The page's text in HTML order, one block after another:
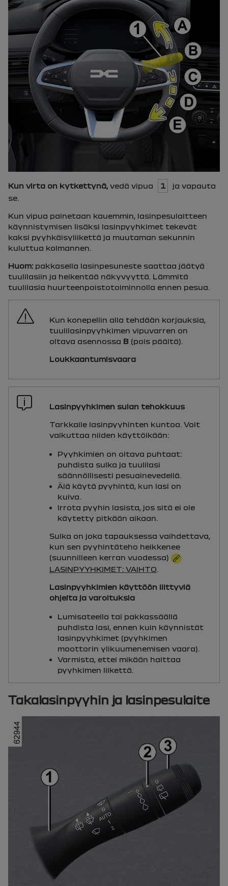
Kun virta on kytkettynä, vedä vipua 1
ja vapauta
se.
Kun vipua painetaan kauemmin, lasinpesulaitteen
käynnistymisen lisäksi lasinpyyhkimet tekevät
kaksi pyyhkäisyliikettä ja muutaman sekunnin
kuluttua kolmannen.
Huom: pakkasella lasinpesuneste saattaa jäätyä
tuulilasiin ja heikentää näkyvyyttä. Lämmitä
tuulilasia huurteenpoistotoiminnolla ennen pesua.
Kun konepellin alla tehdään korjauksia,
tuulilasinpyyhkimen vipuvarren on
oltava asennossa B (pois päältä).
Loukkaantumisvaara
Lasinpyyhkimen sulan tehokkuus
Tarkkaile lasinpyyhinten kuntoa. Voit
vaikuttaa niiden käyttöikään:
Pyyhkimien on oltava puhtaat:
puhdista sulka ja tuulilasi
säännöllisesti pesuainevedellä.
Älä käytä pyyhintä, kun lasi on
kuiva.
Irrota pyyhin lasista, jos sitä ei ole
käytetty pitkään aikaan.
Sulka on joka tapauksessa vaihdettava,
kun sen pyyhintäteho heikkenee
(suunnilleen kerran vuodessa)
LASINPYYHKIMET: VAIHTO
Lasinpyyhkimien käyttöön liittyviä
ohjeita ja varoituksia
Lumisateella tai pakkassäällä
puhdista lasi, ennen kuin käynnistät
lasinpyyhkimet (pyyhkimen
moottorin ylikuumenemisen vaara).
Varmista, ettei mikään haittaa
pyyhkimen liikettä.
Takalasinpyyhin ja lasinpesulaite